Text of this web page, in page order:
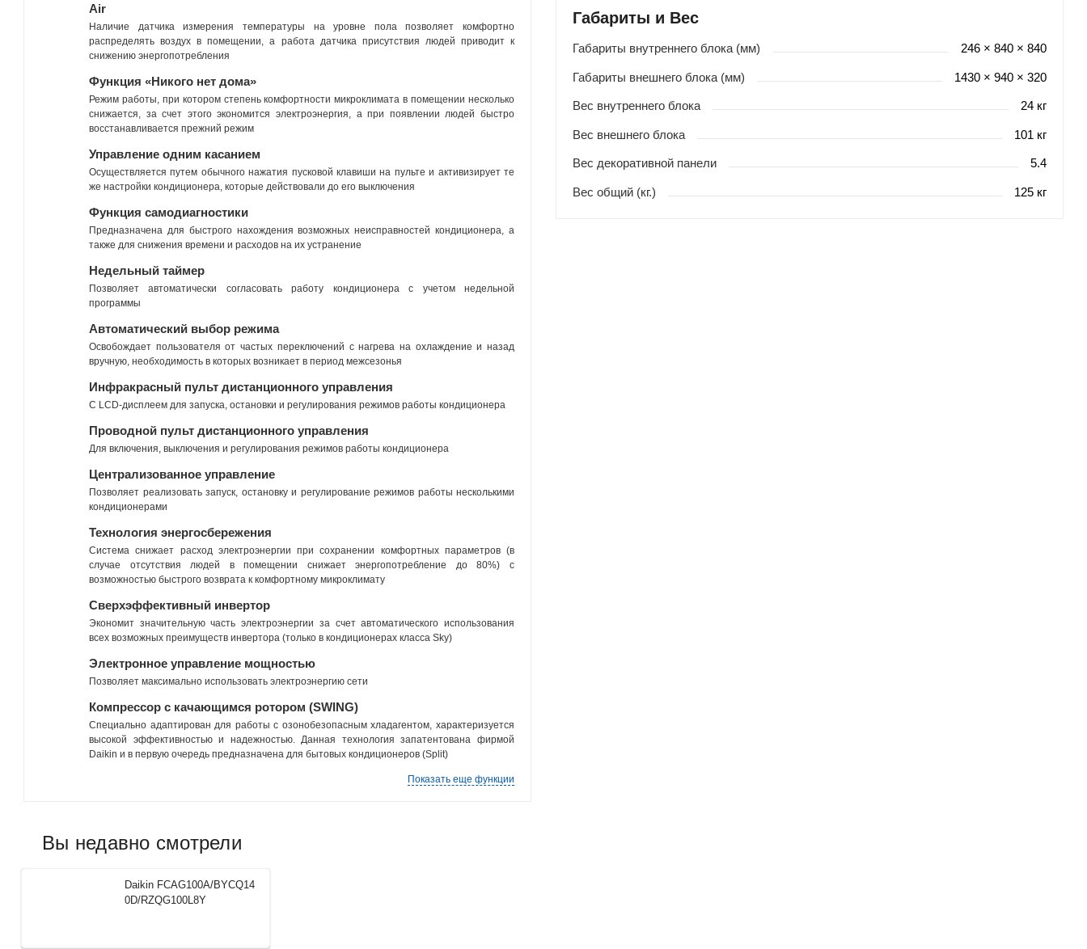
Air
Наличие датчика измерения температуры на уровне пола позволяет комфортно
распределять воздух в помещении, а работа датчика присутствия людей приводит к
снижению энергопотребления
Функция «Никого нет дома»
Режим работы, при котором степень комфортности микроклимата в помещении несколько
снижается, за счет этого экономится электроэнергия, а при появлении людей быстро
восстанавливается прежний режим
Управление одним касанием
Осуществляется путем обычного нажатия пусковой клавиши на пульте и активизирует те
же настройки кондиционера, которые действовали до его выключения
Функция самодиагностики
Предназначена для быстрого нахождения возможных неисправностей кондиционера, а
также для снижения времени и расходов на их устранение
Недельный таймер
Позволяет автоматически согласовать работу кондиционера с учетом недельной
программы
Автоматический выбор режима
Освобождает пользователя от частых переключений с нагрева на охлаждение и назад
вручную, необходимость в которых возникает в период межсезонья
Инфракрасный пульт дистанционного управления
С LCD-дисплеем для запуска, остановки и регулирования режимов работы кондиционера
Проводной пульт дистанционного управления
Для включения, выключения и регулирования режимов работы кондиционера
Централизованное управление
Позволяет реализовать запуск, остановку и регулирование режимов работы несколькими
кондиционерами
Технология энергосбережения
Система снижает расход электроэнергии при сохранении комфортных параметров (в
случае отсутствия людей в помещении снижает энергопотребление до 80%) с
возможностью быстрого возврата к комфортному микроклимату
Сверхэффективный инвертор
Экономит значительную часть электроэнергии за счет автоматического использования
всех возможных преимуществ инвертора (только в кондиционерах класса Sky)
Электронное управление мощностью
Позволяет максимально использовать электроэнергию сети
Компрессор с качающимся ротором (SWING)
Специально адаптирован для работы с озонобезопасным хладагентом, характеризуется
высокой эффективностью и надежностью. Данная технология запатентована фирмой
Daikin и в первую очередь предназначена для бытовых кондиционеров (Split)
Показать еще функции
Габариты и Вес
Габариты внутреннего блока (мм) 246 × 840 × 840
Габариты внешнего блока (мм) 1430 × 940 × 320
Вес внутреннего блока 24 кг
Вес внешнего блока 101 кг
Вес декоративной панели 5.4
Вес общий (кг.) 125 кг
Вы недавно смотрели
Daikin FCAG100A/BYCQ14
0D/RZQG100L8Y